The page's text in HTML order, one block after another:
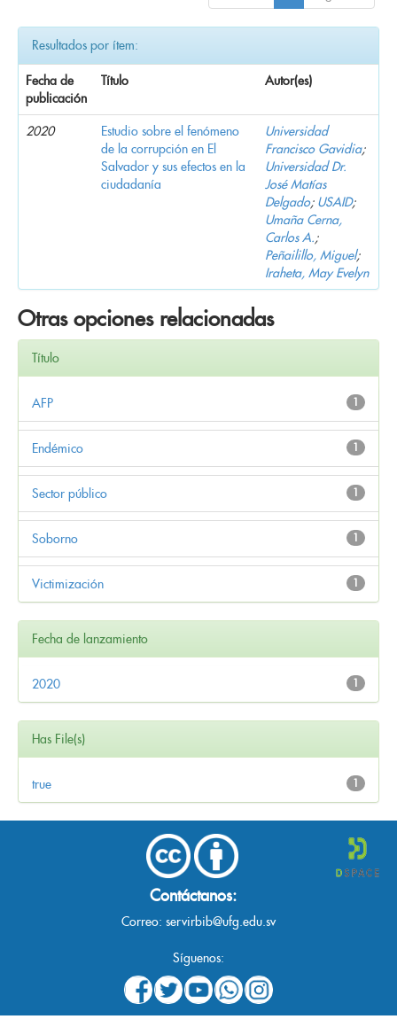
Resultados por ítem:
Fecha de
publicación
Título Autor(es)
2020
Estudio sobre el fenómeno
de la corrupción en El
Salvador y sus efectos en la
ciudadanía
Universidad
Francisco Gavidia;
Universidad Dr.
José Matías
Delgado; USAID;
Umaña Cerna,
Carlos A.;
Peñailillo, Miguel;
Iraheta, May Evelyn
Otras opciones relacionadas
Título
1
AFP
1
Endémico
1
Sector público
1
Soborno
1
Victimización
Fecha de lanzamiento
1
2020
Has File(s)
1
true
Contáctanos:
Correo: servirbib@ufg.edu.sv
Síguenos: